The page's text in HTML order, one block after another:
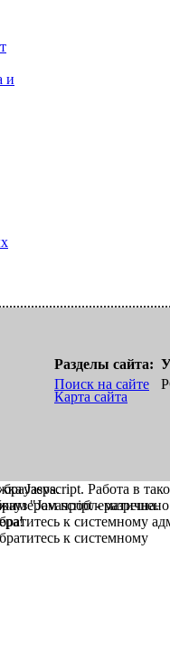
и
Разделы сайта:
Поиск на сайте
Карта сайта
Jasvscript. Работа в
"Javascript -
к системному
проблематична.
к системному